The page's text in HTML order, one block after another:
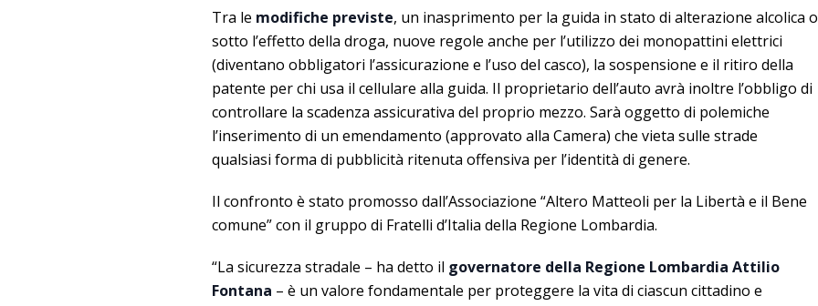
Tra le modifiche previste, un inasprimento per la guida in stato di alterazione alcolica o
sotto l’effetto della droga, nuove regole anche per l’utilizzo dei monopattini elettrici
(diventano obbligatori l’assicurazione e l’uso del casco), la sospensione e il ritiro della
patente per chi usa il cellulare alla guida. Il proprietario dell’auto avrà inoltre l’obbligo di
controllare la scadenza assicurativa del proprio mezzo. Sarà oggetto di polemiche
l’inserimento di un emendamento (approvato alla Camera) che vieta sulle strade
qualsiasi forma di pubblicità ritenuta offensiva per l’identità di genere.
Il confronto è stato promosso dall’Associazione “Altero Matteoli per la Libertà e il Bene
comune” con il gruppo di Fratelli d’Italia della Regione Lombardia.
“La sicurezza stradale – ha detto il governatore della Regione Lombardia Attilio
Fontana – è un valore fondamentale per proteggere la vita di ciascun cittadino e